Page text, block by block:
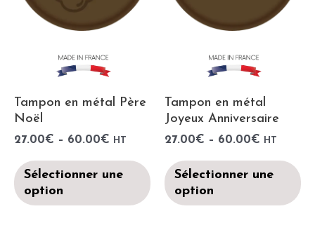
Tampon en métal Père
Noël
27.00€ – 60.00€ HT
Sélectionner une
option
Tampon en métal
Joyeux Anniversaire
27.00€ – 60.00€ HT
Sélectionner une
option